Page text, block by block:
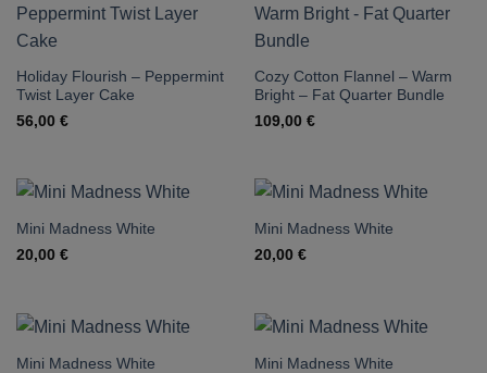
Holiday Flourish – Peppermint
Twist Layer Cake
56,00 €
Cozy Cotton Flannel – Warm
Bright – Fat Quarter Bundle
109,00 €
Mini Madness White
20,00 €
Mini Madness White
20,00 €
Mini Madness White
Mini Madness White